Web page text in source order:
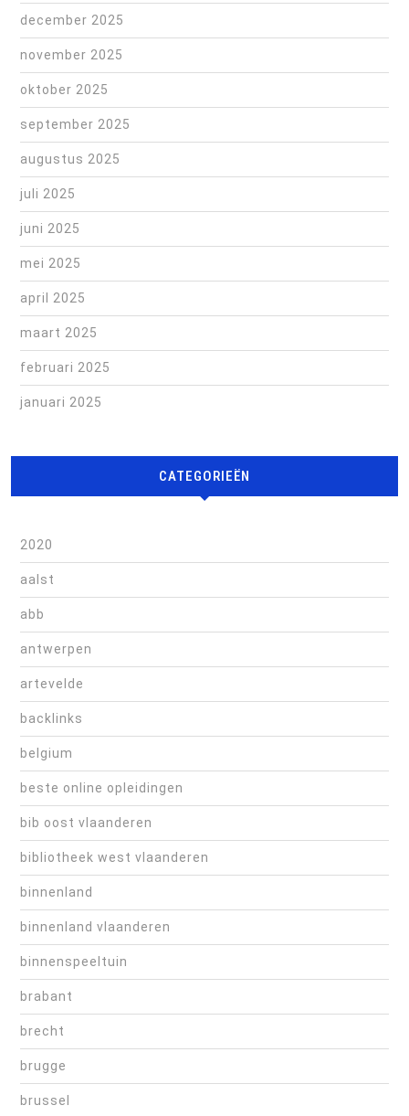
december 2025
november 2025
oktober 2025
september 2025
augustus 2025
juli 2025
juni 2025
mei 2025
april 2025
maart 2025
februari 2025
januari 2025
CATEGORIEËN
2020
aalst
abb
antwerpen
artevelde
backlinks
belgium
beste online opleidingen
bib oost vlaanderen
bibliotheek west vlaanderen
binnenland
binnenland vlaanderen
binnenspeeltuin
brabant
brecht
brugge
brussel